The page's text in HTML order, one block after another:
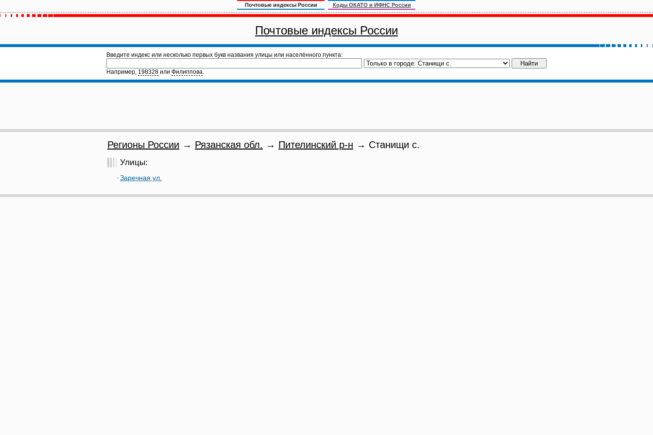
Почтовые индексы России Коды ОКАТО и ИФНС России
Почтовые индексы России
Введите индекс или несколько первых букв названия улицы или населённого пункта:
Например, 198328 или Филиппова.
Регионы России → Рязанская обл. → Пителинский р-н → Станищи с.
Улицы:
Заречная ул.